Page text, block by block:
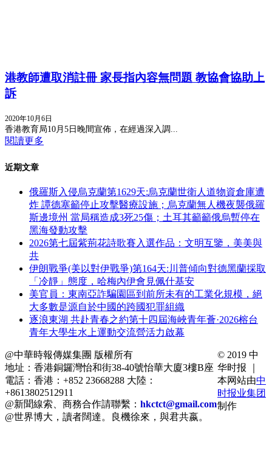
港教師遭取消註冊 家長指內容無問題 教協會協助上
訴
2020年10月6日
香港教育局10月5日晚間宣佈，在經過深入調...
閱讀更多
近期文章
俄羅斯入侵烏克蘭第1629天:烏克蘭世衛人道物資倉庫遭
炸 譚德塞籲停止攻擊醫療設施；烏克蘭無人機夜襲俄羅
斯邊境州 當局稱造成3死25傷；土耳其籲籲俄烏暫停在
黑海發動攻擊
2026第七屆紫荊花詩歌賽入選作品：文明互鑒，美美與
共
伊朗戰爭(美以對伊戰爭)第164天:川普傾向對德黑蘭採取
「冷靜」態度，哈梅內伊會見佩什基安
美官員：東南亞詐騙園區到前所未有的工業化規模，絕
大多數是源自於中國的跨國犯罪組織
逐浪東湖 共赴青春之約第十四屆海峽青年薈·2026榕台
青年大學生水上運動交流營活力啟幕
@中華時報傳媒集團 版權所有
地址：香港銅鑼灣怡和街38-40號怡華大廈3樓B座
電話：香港：+852 23668288 大陸：
+8613802512911
@新聞線索、商務合作請聯繫： hkctct@gmail.com
@世界博大，讀者闊達。良機徐來，與君共嬴。
© 2019 中
华时报 ｜
本网站由中
时报业集团
制作